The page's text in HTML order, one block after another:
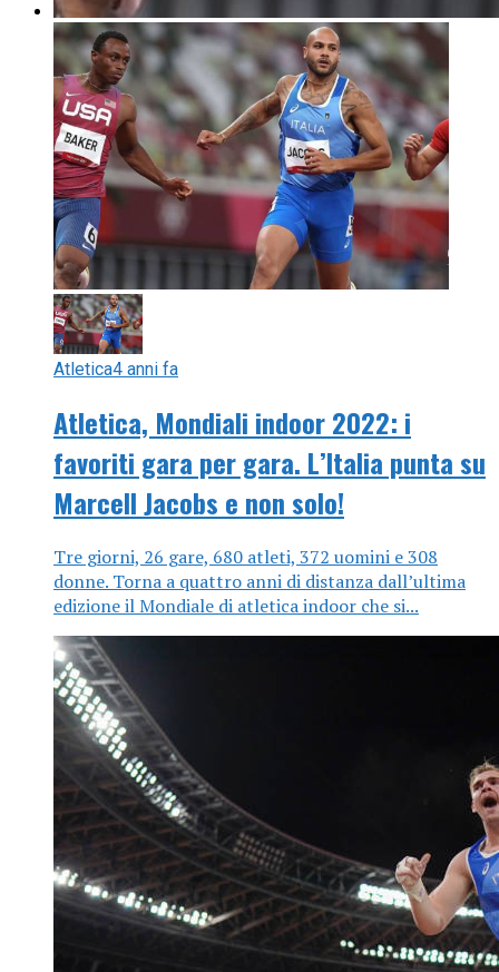
Atletica4 anni fa
Atletica, Mondiali indoor 2022: i
favoriti gara per gara. L’Italia punta su
Marcell Jacobs e non solo!
Tre giorni, 26 gare, 680 atleti, 372 uomini e 308
donne. Torna a quattro anni di distanza dall’ultima
edizione il Mondiale di atletica indoor che si...